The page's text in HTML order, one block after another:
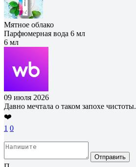
Мятное облако
Парфюмерная вода 6 мл
6 мл
09 июля 2026
Давно мечтала о таком запохе чистоты.
❤️
1 0
Отправить